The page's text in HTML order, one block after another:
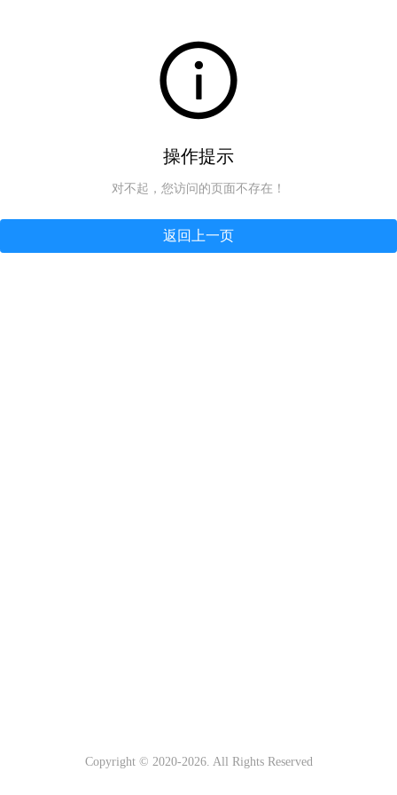
操作提示
对不起，您访问的页面不存在！
返回上一页
Copyright © 2020-2026. All Rights Reserved